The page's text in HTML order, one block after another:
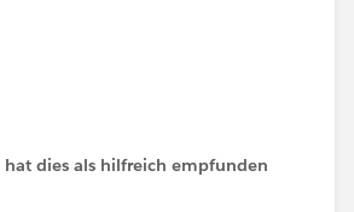
forums#!/feedty
hat dies als hilfreich empfunden